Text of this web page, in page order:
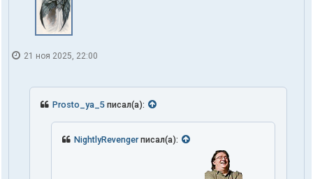
21 ноя 2025, 22:00
Prosto_ya_5 писал(а):
NightlyRevengerписал(а):